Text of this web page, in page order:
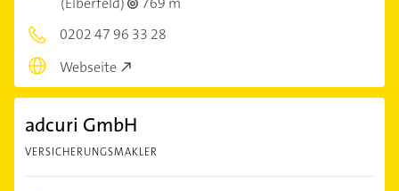
0202 47 96 33 28
Webseite
adcuri GmbH
VERSICHERUNGSMAKLER